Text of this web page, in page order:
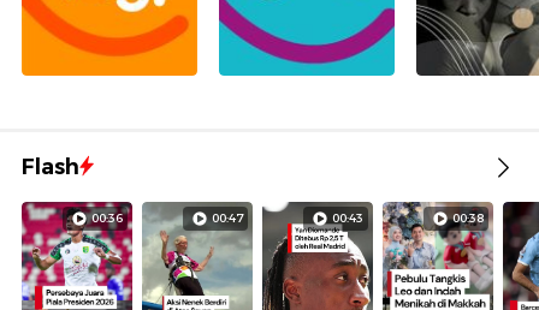
Flash
00:36 00:47 00:43 00:38